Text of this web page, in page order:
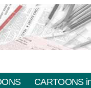
CARTOONS in